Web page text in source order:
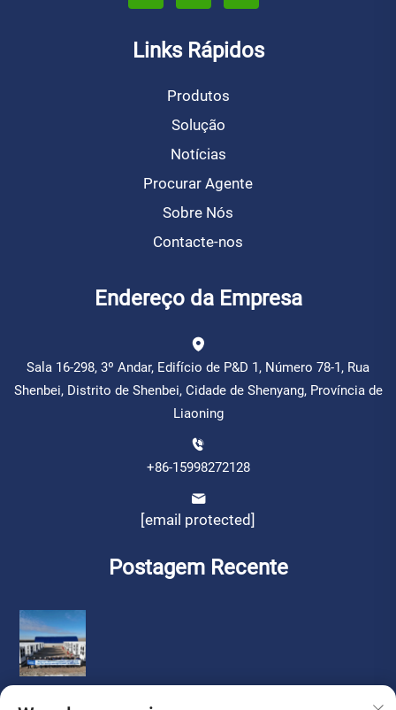
Links Rápidos
Produtos
Solução
Notícias
Procurar Agente
Sobre Nós
Contacte-nos
Endereço da Empresa
Sala 16-298, 3º Andar, Edifício de P&D 1, Número 78-1, Rua
Shenbei, Distrito de Shenbei, Cidade de Shenyang, Província de
Liaoning
+86-15998272128
[email protected]
Postagem Recente